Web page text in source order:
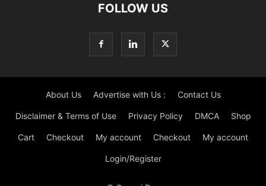
FOLLOW US
About Us Advertise with Us : Contact Us
Disclaimer & Terms of Use Privacy Policy DMCA Shop
Cart Checkout My account Checkout My account
Login/Register